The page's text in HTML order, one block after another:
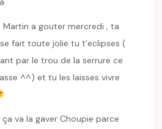
Martin a gouter mercredi , ta
fait toute jolie tu t’eclipses (
par le trou de la serrure ce
^^) et tu les laisses vivre
ça va la gaver Choupie parce